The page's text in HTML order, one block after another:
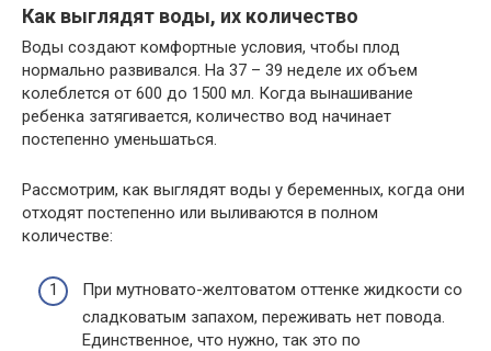
Как выглядят воды, их количество
Воды создают комфортные условия, чтобы плод
нормально развивался. На 37 – 39 неделе их объем
колеблется от 600 до 1500 мл. Когда вынашивание
ребенка затягивается, количество вод начинает
постепенно уменьшаться.
Рассмотрим, как выглядят воды у беременных, когда они
отходят постепенно или выливаются в полном
количестве:
При мутновато-желтоватом оттенке жидкости со
сладковатым запахом, переживать нет повода.
Единственное, что нужно, так это по